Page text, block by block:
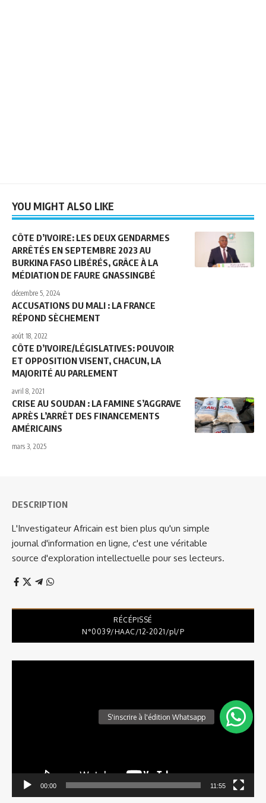
YOU MIGHT ALSO LIKE
CÔTE D’IVOIRE: LES DEUX GENDARMES
ARRÊTÉS EN SEPTEMBRE 2023 AU
BURKINA FASO LIBÉRÉS, GRÂCE À LA
MÉDIATION DE FAURE GNASSINGBÉ
décembre 5, 2024
ACCUSATIONS DU MALI : LA FRANCE
RÉPOND SÈCHEMENT
août 18, 2022
CÔTE D’IVOIRE/LÉGISLATIVES: POUVOIR
ET OPPOSITION VISENT, CHACUN, LA
MAJORITÉ AU PARLEMENT
avril 8, 2021
CRISE AU SOUDAN : LA FAMINE S’AGGRAVE
APRÈS L’ARRÊT DES FINANCEMENTS
AMÉRICAINS
mars 3, 2025
DESCRIPTION
L'Investigateur Africain est bien plus qu'un simple
journal d'information en ligne, c'est une véritable
source d'exploration intellectuelle pour ses lecteurs.
RÉCÉPISSÉ
N°0039/HAAC/12-2021/pl/P
00:00 11:55